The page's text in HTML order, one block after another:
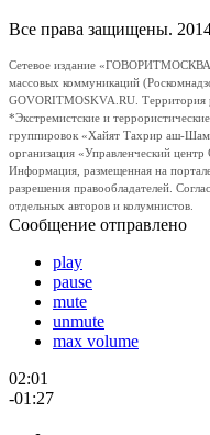
Все права защищены.
Сетевое издание
массовых коммуникаций
GOVORITMOSKVA.RU. Территория
*Экстремистские и
группировок «Хайят Тахрир аш-
организация «Управленческий
Информация, размещенная на
разрешения правообладателей.
отдельных авторов и колумнистов.
Сообщение отправлено
play
pause
mute
unmute
max volume
02:01
-01:27